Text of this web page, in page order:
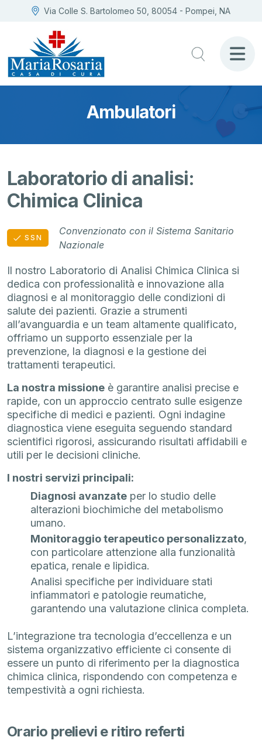
Via Colle S. Bartolomeo 50, 80054 - Pompei, NA
Ambulatori
Laboratorio di analisi:
Chimica Clinica
SSN
Convenzionato con il Sistema Sanitario
Nazionale
Il nostro Laboratorio di Analisi Chimica Clinica si
dedica con professionalità e innovazione alla
diagnosi e al monitoraggio delle condizioni di
salute dei pazienti. Grazie a strumenti
all’avanguardia e un team altamente qualificato,
offriamo un supporto essenziale per la
prevenzione, la diagnosi e la gestione dei
trattamenti terapeutici.
La nostra missione è garantire analisi precise e
rapide, con un approccio centrato sulle esigenze
specifiche di medici e pazienti. Ogni indagine
diagnostica viene eseguita seguendo standard
scientifici rigorosi, assicurando risultati affidabili e
utili per le decisioni cliniche.
I nostri servizi principali:
Diagnosi avanzate per lo studio delle
alterazioni biochimiche del metabolismo
umano.
Monitoraggio terapeutico personalizzato,
con particolare attenzione alla funzionalità
epatica, renale e lipidica.
Analisi specifiche per individuare stati
infiammatori e patologie reumatiche,
garantendo una valutazione clinica completa.
L’integrazione tra tecnologia d’eccellenza e un
sistema organizzativo efficiente ci consente di
essere un punto di riferimento per la diagnostica
chimica clinica, rispondendo con competenza e
tempestività a ogni richiesta.
Orario prelievi e ritiro referti